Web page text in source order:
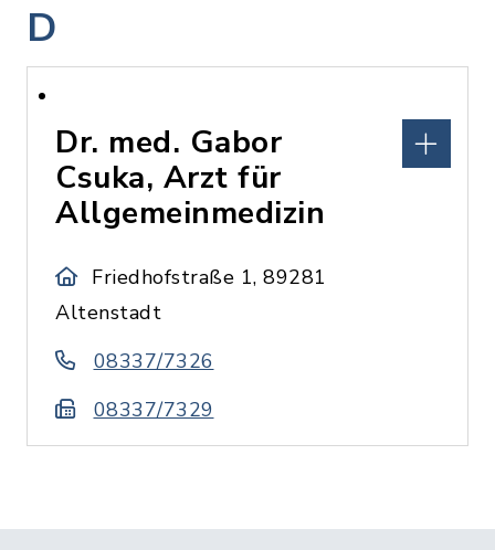
D
Dr. med. Gabor
Csuka, Arzt für
Allgemeinmedizin
Friedhofstraße 1, 89281
Altenstadt
08337/7326
08337/7329